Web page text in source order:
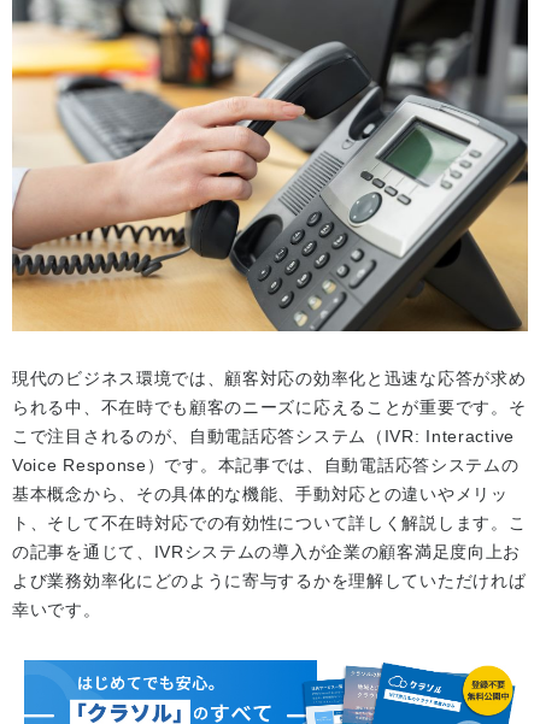
現代のビジネス環境では、顧客対応の効率化と迅速な応答が求め
られる中、不在時でも顧客のニーズに応えることが重要です。そ
こで注目されるのが、自動電話応答システム（IVR: Interactive
Voice Response）です。本記事では、自動電話応答システムの
基本概念から、その具体的な機能、手動対応との違いやメリッ
ト、そして不在時対応での有効性について詳しく解説します。こ
の記事を通じて、IVRシステムの導入が企業の顧客満足度向上お
よび業務効率化にどのように寄与するかを理解していただければ
幸いです。